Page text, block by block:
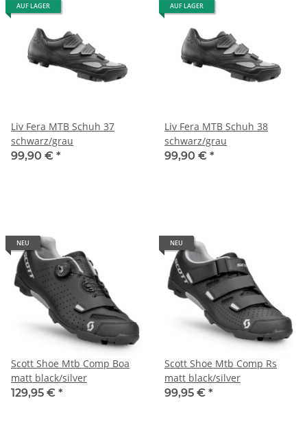
AUF LAGER
Liv Fera MTB Schuh 37
schwarz/grau
99,90 € *
AUF LAGER
Liv Fera MTB Schuh 38
schwarz/grau
99,90 € *
NEU
Scott Shoe Mtb Comp Boa
matt black/silver
129,95 € *
NEU
Scott Shoe Mtb Comp Rs
matt black/silver
99,95 € *